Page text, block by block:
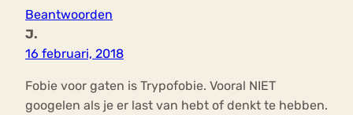
Beantwoorden
J.
16 februari, 2018
Fobie voor gaten is Trypofobie. Vooral NIET
googelen als je er last van hebt of denkt te hebben.